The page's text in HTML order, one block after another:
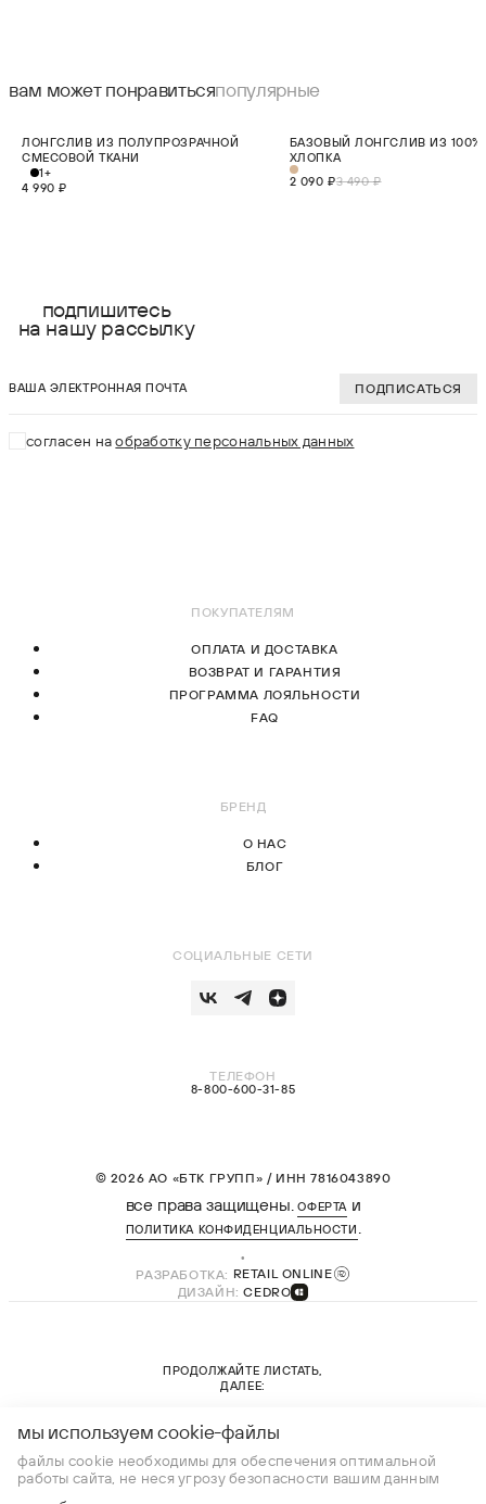
вам может понравитьсяпопулярные
S
ЛОНГСЛИВ ИЗ ПОЛУПРОЗРАЧНОЙ
СМЕСОВОЙ ТКАНИ
1+
4 990 ₽
СКИДКА 40%
НОВИНКА
БАЗОВЫЙ ЛОНГСЛИВ ИЗ 100%
ХЛОПКА
2 090 ₽3 490 ₽
подпишитесь
на нашу рассылку
ПОДПИСАТЬСЯ
согласен наобработку персональных данных
СОЦИАЛЬНЫЕ СЕТИ
ТЕЛЕФОН
8-800-600-31-85
ПОКУПАТЕЛЯМ
ОПЛАТА И ДОСТАВКА
ВОЗВРАТ И ГАРАНТИЯ
ПРОГРАММА ЛОЯЛЬНОСТИ
FAQ
БРЕНД
О НАС
БЛОГ
© 2026 АО «БТК ГРУПП» / ИНН 7816043890
все права защищены.ОФЕРТА и
ПОЛИТИКА КОНФИДЕНЦИАЛЬНОСТИ
РАЗРАБОТКА: RETAIL ONLINE
ДИЗАЙН:CEDRO
ПРОДОЛЖАЙТЕ ЛИСТАТЬ,
ДАЛЕЕ:
новая коллекция
мы используем cookie-файлы
файлы cookie необходимы для обеспечения оптимальной
работы сайта, не неся угрозу безопасности вашим данным